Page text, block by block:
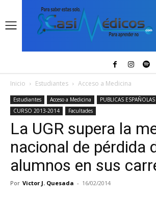
Inicio Estudiantes Acceso a Medicina
Estudiantes Acceso a Medicina PUBLICAS ESPAÑOLAS
CURSO 2013-2014
Facultades
La UGR supera la
nacional de pérdida
alumnos en sus
Por Victor J. Quesada - 16/02/2014